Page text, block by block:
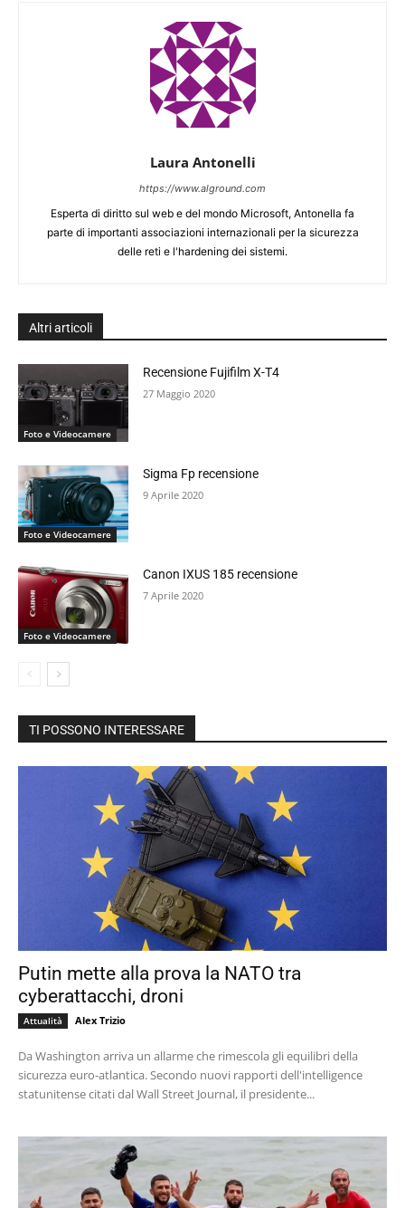
Laura Antonelli
https://www.alground.com
Esperta di diritto sul web e del mondo Microsoft, Antonella fa
parte di importanti associazioni internazionali per la sicurezza
delle reti e l'hardening dei sistemi.
Altri articoli
Foto e Videocamere
Recensione Fujifilm X-T4
27 Maggio 2020
Foto e Videocamere
Sigma Fp recensione
9 Aprile 2020
Foto e Videocamere
Canon IXUS 185 recensione
7 Aprile 2020
TI POSSONO INTERESSARE
Putin mette alla prova la NATO tra
cyberattacchi, droni
Attualità Alex Trizio
Da Washington arriva un allarme che rimescola gli equilibri della
sicurezza euro-atlantica. Secondo nuovi rapporti dell'intelligence
statunitense citati dal Wall Street Journal, il presidente...